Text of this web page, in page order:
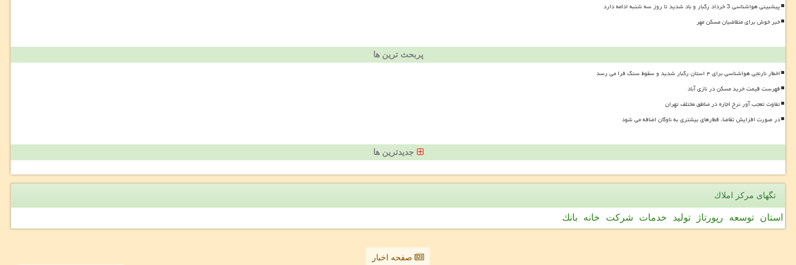
پیشبینی هواشناسی 3 خرداد رگبار و باد شدید تا روز سه شنبه ادامه دارد
خبر خوش برای متقاضیان مسکن مهر
پربحث ترین ها
اخطار نارنجی هواشناسی برای ۴ استان رگبار شدید و سقوط سنگ فرا می رسد
فهرست قیمت خرید مسکن در نازی آباد
تفاوت تعجب آور نرخ اجاره در مناطق مختلف تهران
در صورت افزایش تقاضا، قطارهای بیشتری به ناوگان اضافه می شود
جدیدترین ها
تگهای مركز املاك
استان توسعه رپورتاژ تولید خدمات شركت خانه بانك
صفحه اخبار